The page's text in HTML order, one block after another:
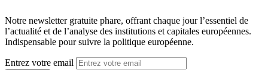
Notre newsletter gratuite phare, offrant chaque jour l’essentiel de
l’actualité et de l’analyse des institutions et capitales européennes.
Indispensable pour suivre la politique européenne.
Entrez votre email